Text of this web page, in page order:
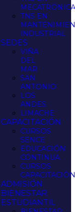
TNS EN
INDUSTRIAL
SEDES
VIÑA
DEL
MAR
SAN
ANTONIO
LOS
ANDES
LIMACHE
CAPACITACIÓN
CURSOS
SENCE
EDUCACIÓN
CONTINUA
CURSOS
ADMISIÓN
BIENESTAR
ESTUDIANTIL